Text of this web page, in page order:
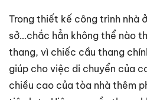
Trong thiết kế công trình nhà
sở…chắc hẳn không thể nào
thang, vì chiếc cầu thang
giúp cho việc di chuyển của
chiều cao của tòa nhà thêm